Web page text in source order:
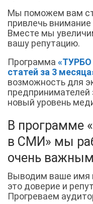
Мы поможем вам
привлечь
Вместе мы
вашу репутацию.
Программа
статей за 3
возможность для
предпринимателей
новый уровень
В программе
в СМИ» мы
очень
Выводим ваше имя
это доверие и
Прогреваем